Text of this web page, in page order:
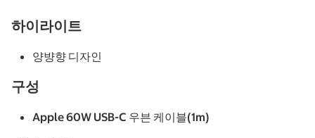
하이라이트
양뱡향 디자인
구성
Apple 60W USB-C 우븐 케이블(1m)